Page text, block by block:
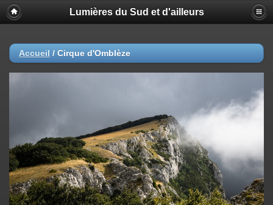
Lumières du Sud et d'ailleurs
Accueil / Cirque d'Omblèze